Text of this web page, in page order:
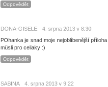
Odpovědět
DONA-GISELE
4. srpna 2013 v 8:30
POhanka je snad moje nejoblíbenější
müsli pro celiaky :)
Odpovědět
SABINA
4. srpna 2013 v 9:22